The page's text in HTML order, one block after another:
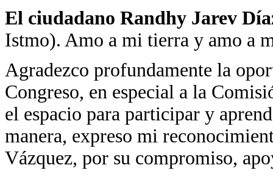
El ciudadano Randhy Jarev
Istmo). Amo a mi tierra y amo a
Agradezco profundamente la
Congreso, en especial a la
el espacio para participar y
manera, expreso mi
Vázquez, por su compromiso,